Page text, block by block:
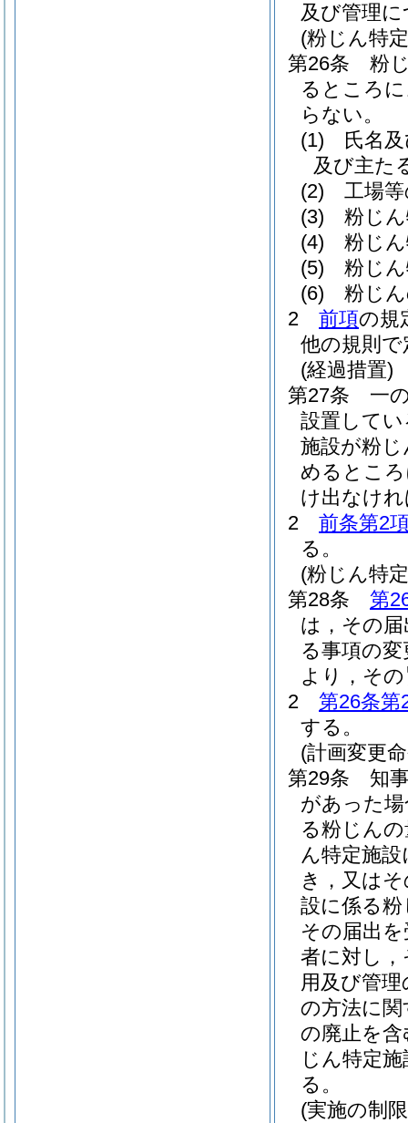
及び管理
(粉じん特
第26条
粉
るところ
らない。
(1)
氏名
及び主た
(2)
工場
(3)
粉じ
(4)
粉じ
(5)
粉じ
(6)
粉じ
2
前項の規
他の規則
(経過措置)
第27条
一
設置してい
施設が粉
めるとこ
け出なけ
2
前条第2
る。
(粉じん特
第28条
第
は，その
る事項の
より，そ
2
第26条第
する。
(計画変更
第29条
知
があった
る粉じん
ん特定施
き，又は
設に係る
その届出
者に対し
用及び管
の方法に
の廃止を含
じん特定
る。
(実施の制